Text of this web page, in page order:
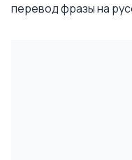
перевод фразы на